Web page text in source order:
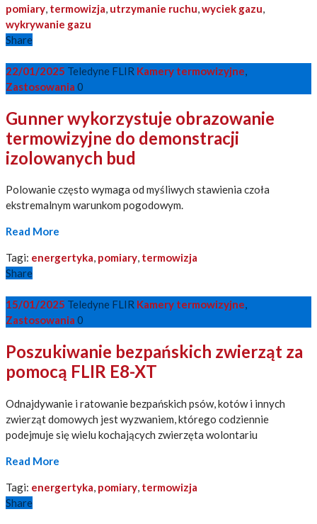
pomiary, termowizja, utrzymanie ruchu,wyciek gazu,
wykrywanie gazu
Share
22/01/2025 Teledyne FLIR Kamery termowizyjne,
Zastosowania 0
Gunner wykorzystuje obrazowanie
termowizyjne do demonstracji
izolowanych bud
Polowanie często wymaga od myśliwych stawienia czoła
ekstremalnym warunkom pogodowym.
Read More
Tagi: energertyka, pomiary, termowizja
Share
15/01/2025 Teledyne FLIR Kamery termowizyjne,
Zastosowania 0
Poszukiwanie bezpańskich zwierząt za
pomocą FLIR E8-XT
Odnajdywanie i ratowanie bezpańskich psów, kotów i innych
zwierząt domowych jest wyzwaniem, którego codziennie
podejmuje się wielu kochających zwierzęta wolontariu
Read More
Tagi: energertyka, pomiary, termowizja
Share